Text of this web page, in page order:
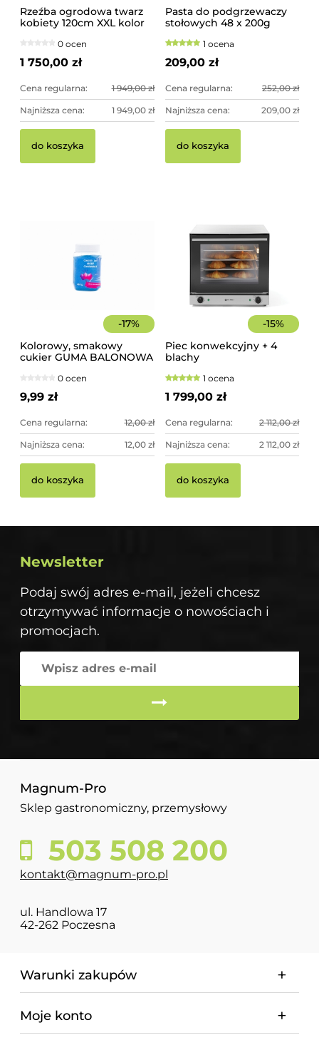
Rzeźba ogrodowa twarz
kobiety 120cm XXL kolor
imponująca dekoracja
ogrodowa
0 ocen
1 750,00 zł
Cena regularna: 1 949,00 zł
Najniższa cena: 1 949,00 zł
do koszyka
Pasta do podgrzewaczy
stołowych 48 x 200g
1 ocena
209,00 zł
Cena regularna: 252,00 zł
Najniższa cena: 209,00 zł
do koszyka
-17%
Kolorowy, smakowy
cukier GUMA BALONOWA
0 ocen
9,99 zł
Cena regularna: 12,00 zł
Najniższa cena: 12,00 zł
do koszyka
-15%
Piec konwekcyjny + 4
blachy
1 ocena
1 799,00 zł
Cena regularna: 2 112,00 zł
Najniższa cena: 2 112,00 zł
do koszyka
Newsletter
Podaj swój adres e-mail, jeżeli chcesz
otrzymywać informacje o nowościach i
promocjach.
Magnum-Pro
Sklep gastronomiczny, przemysłowy
503 508 200
kontakt@magnum-pro.pl
ul. Handlowa 17
42-262 Poczesna
Warunki zakupów
Moje konto